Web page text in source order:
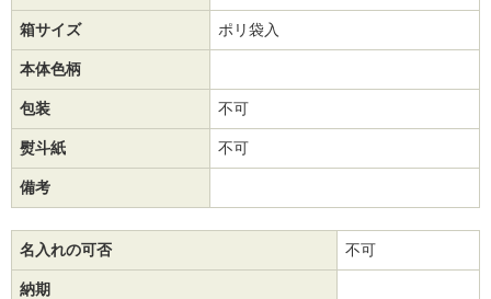
箱サイズ ポリ袋入
本体色柄
包装 不可
熨斗紙 不可
備考
名入れの可否 不可
納期